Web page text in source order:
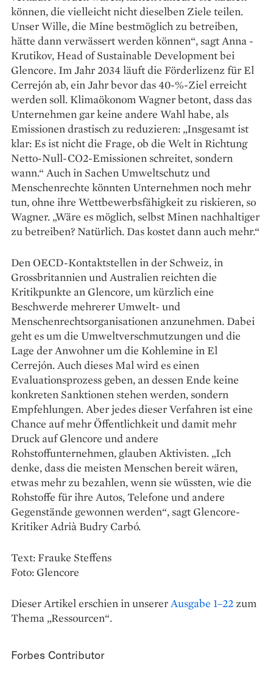
können, die vielleicht nicht dieselben Ziele teilen.
Unser Wille, die Mine bestmöglich zu betreiben,
hätte dann verwässert werden können“, sagt Anna ­
Krutikov, Head of Sustainable Development bei
Glencore. Im Jahr 2034 läuft die Förderlizenz für El
Cerrejón ab, ein Jahr bevor das 40-%-Ziel erreicht
werden soll. Klimaökonom Wagner betont, dass das
Unternehmen gar keine andere Wahl habe, als
Emissionen drastisch zu redu­zieren: „Insgesamt ist
klar: Es ist nicht die Frage, ob die Welt in Richtung
Netto-Null-CO2-Emissionen schreitet, sondern
wann.“ Auch in Sachen Umweltschutz und
Menschenrechte könnten Unternehmen noch mehr
tun, ohne ihre Wett­bewerbsfähigkeit zu riskieren, so
Wagner. „Wäre es möglich, selbst Minen nachhaltiger
zu betreiben? Natürlich. Das kostet dann auch mehr.“
Den OECD-Kontaktstellen in der Schweiz, in
Grossbritannien und Australien reichten die
Kritikpunkte an Glencore, um kürzlich eine
Beschwerde mehrerer Umwelt- und
Menschenrechtsorganisationen anzunehmen. Dabei
geht es um die Umweltverschmutzungen und die
Lage der Anwohner um die Kohlemine in El
Cerrejón. Auch dieses Mal wird es einen
Evaluationsprozess geben, an dessen Ende keine
konkreten Sanktionen stehen werden, sondern
Empfehlungen. Aber jedes dieser Verfahren ist eine
Chance auf mehr Öffentlichkeit und damit mehr
Druck auf Glencore und andere
Rohstoffunternehmen, glauben Aktivisten. „Ich
denke, dass die meisten Menschen bereit wären,
etwas mehr zu bezahlen, wenn sie wüssten, wie die
Rohstoffe für ihre Autos, Telefone und andere
Gegenstände gewonnen werden“, sagt Glencore-
Kritiker Adrià Budry Carbó.
Text: Frauke Steffens
Foto: Glencore
Dieser Artikel erschien in unsererAusgabe 1–22zum
Thema „Ressourcen“.
Forbes Contributor